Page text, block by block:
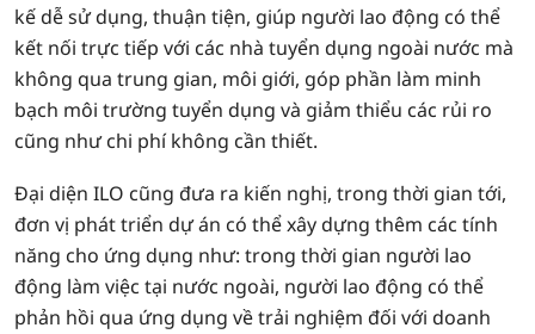
kế dễ sử dụng, thuận tiện, giúp người lao động có thể
kết nối trực tiếp với các nhà tuyển dụng ngoài nước mà
không qua trung gian, môi giới, góp phần làm minh
bạch môi trường tuyển dụng và giảm thiểu các rủi ro
cũng như chi phí không cần thiết.
Đại diện ILO cũng đưa ra kiến nghị, trong thời gian tới,
đơn vị phát triển dự án có thể xây dựng thêm các tính
năng cho ứng dụng như: trong thời gian người lao
động làm việc tại nước ngoài, người lao động có thể
phản hồi qua ứng dụng về trải nghiệm đối với doanh